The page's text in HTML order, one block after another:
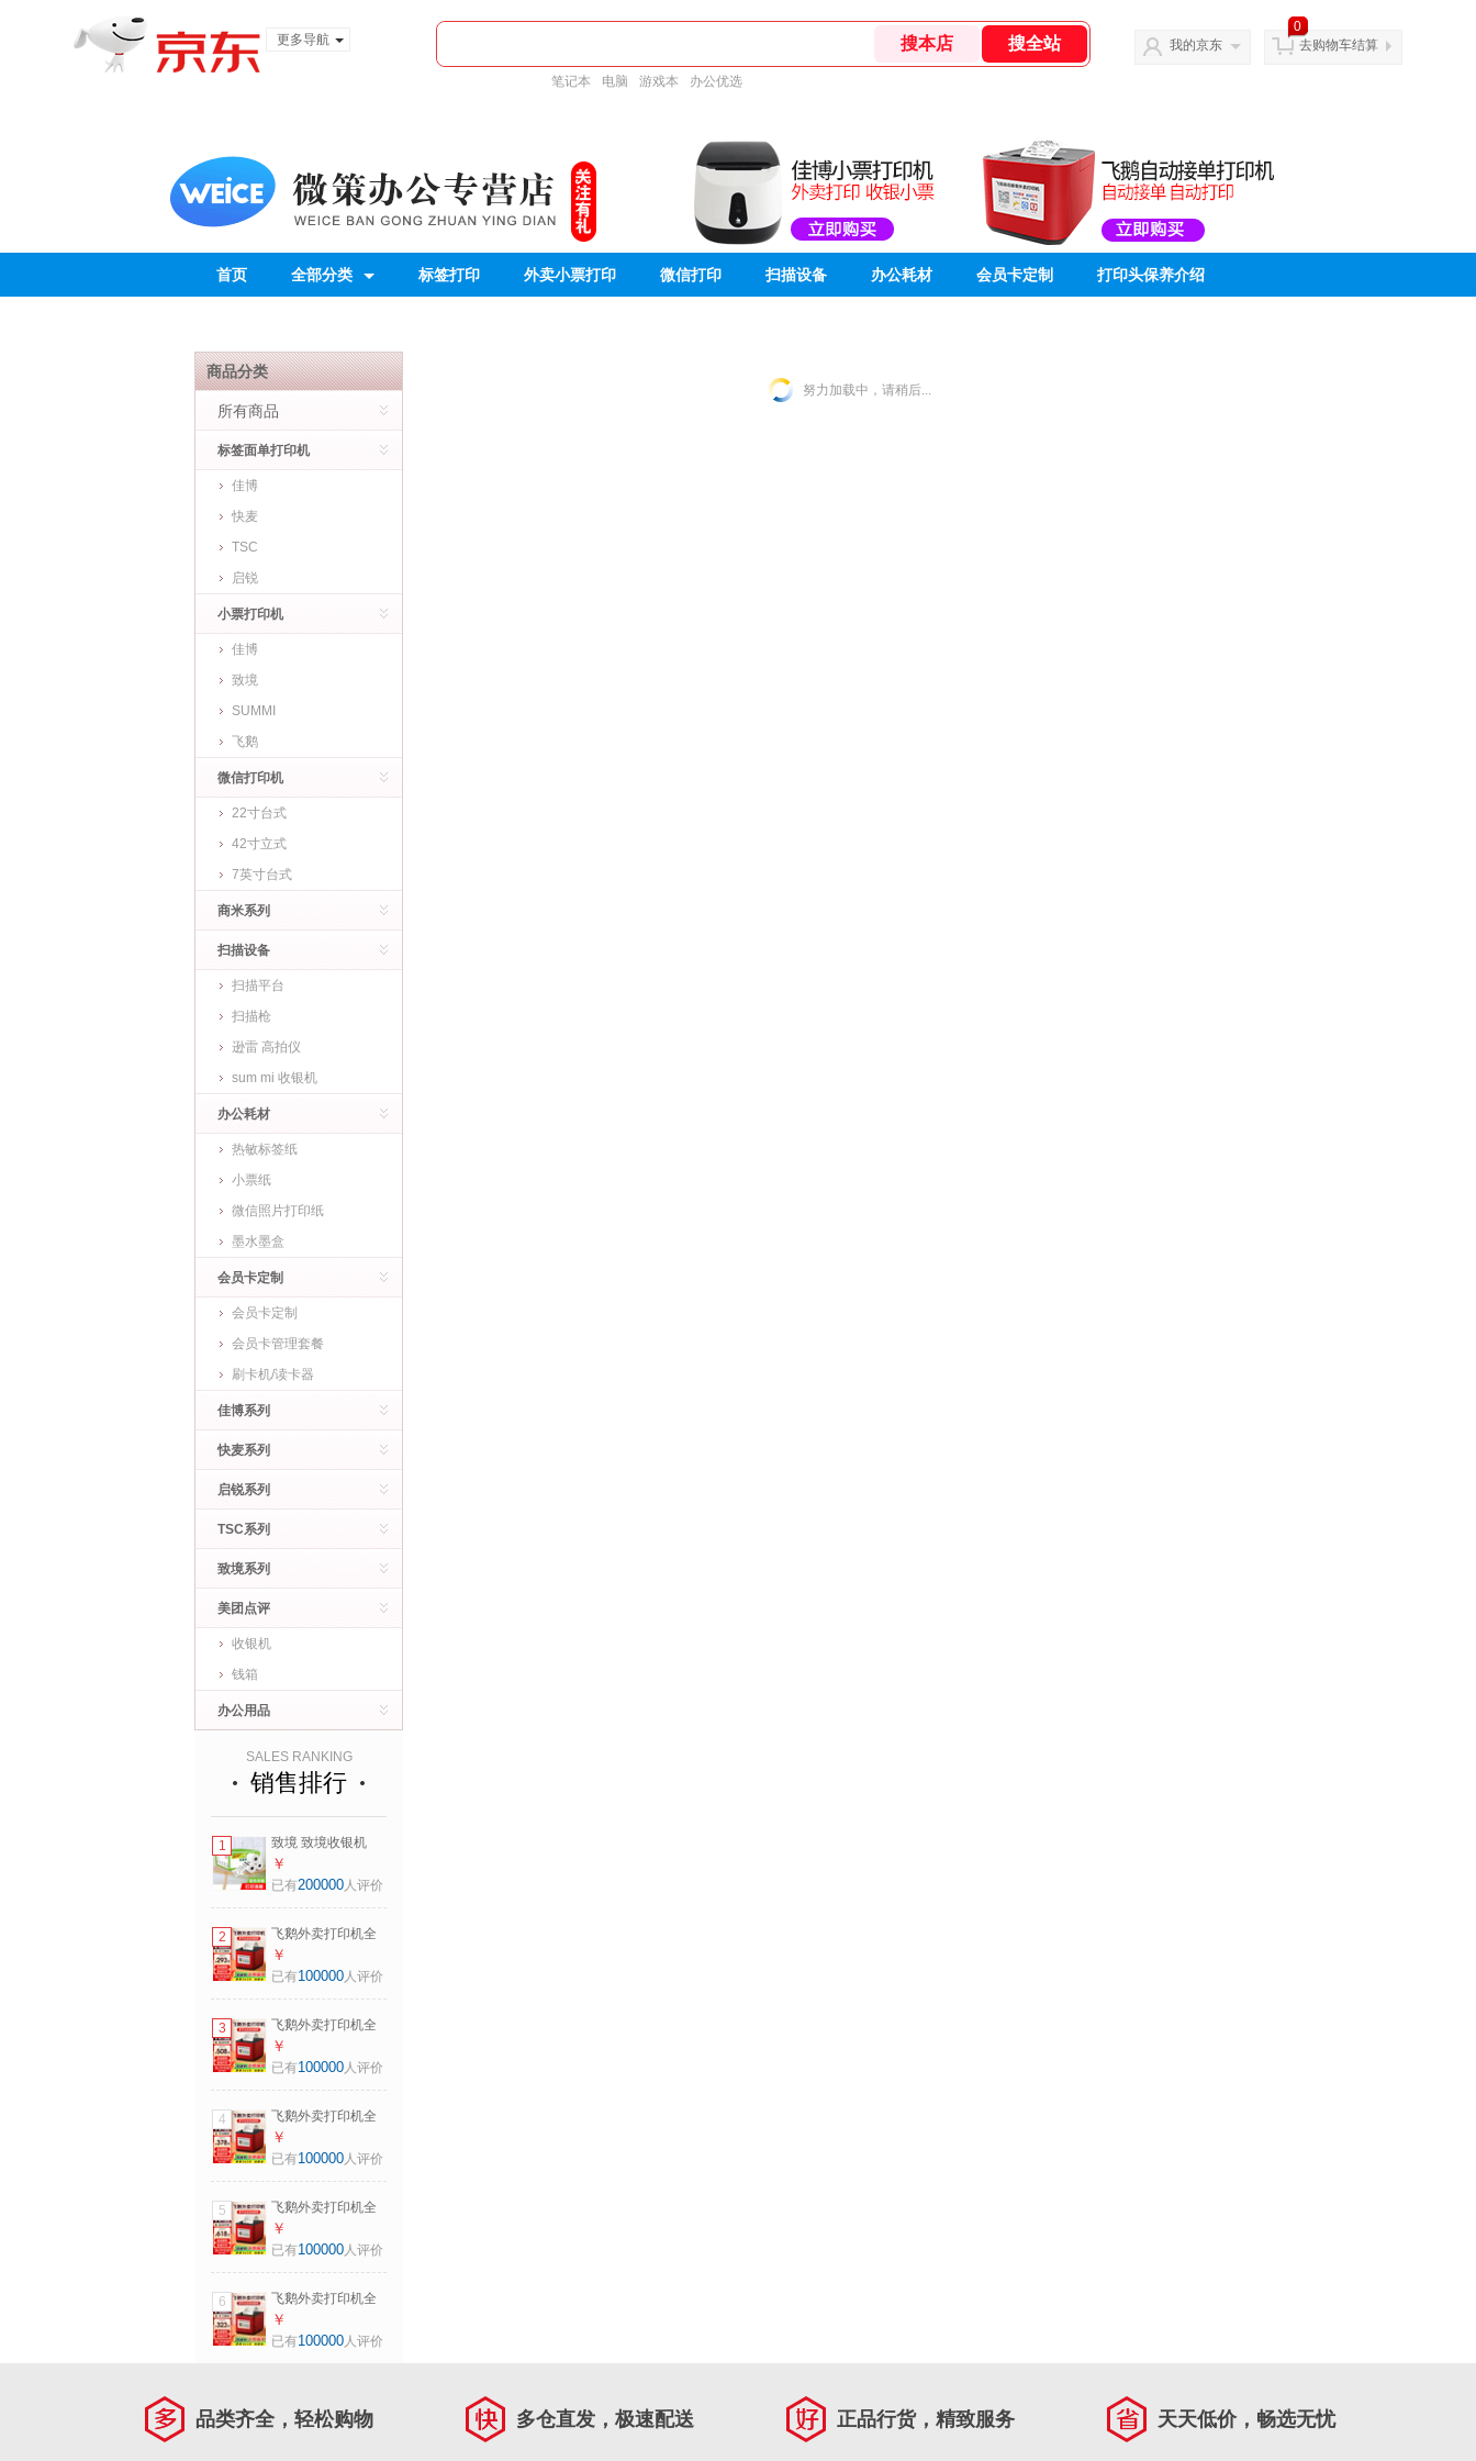
更多导航
笔记本 电脑 游戏本 办公优选
我的京东
0
去购物车结算
首页 全部分类 标签打印 外卖小票打印 微信打印 扫描设备 办公耗材 会员卡定制 打印头保养介绍
商品分类
所有商品
标签面单打印机
佳博
快麦
TSC
启锐
小票打印机
佳博
致境
SUMMI
飞鹅
微信打印机
22寸台式
42寸立式
7英寸台式
商米系列
扫描设备
扫描平台
扫描枪
逊雷 高拍仪
sum mi 收银机
办公耗材
热敏标签纸
小票纸
微信照片打印纸
墨水墨盒
会员卡定制
会员卡定制
会员卡管理套餐
刷卡机/读卡器
佳博系列
快麦系列
启锐系列
TSC系列
致境系列
美团点评
收银机
钱箱
办公用品
SALES RANKING
销售排行
1
致境 致境收银机
pos纸外卖打印纸小
票纸热敏打印纸小
整箱
￥
已有200000人评价
2
飞鹅外卖打印机全
自动接单58mm热
敏小票美团饿了无
【支持京东外卖】
【入门款】
4G+USB（手动撕
纸+滴滴声）
￥
已有100000人评价
3
飞鹅外卖打印机全
自动接单58mm热
敏小票美团饿了无
【支持京东外卖】
WiFi升级丨WIFI+蓝
牙（自动切纸+真人
语音）
￥
已有100000人评价
4
飞鹅外卖打印机全
自动接单58mm热
敏小票美团饿了无
【支持京东外卖】
【WiFi款】双频
WiFi（手动撕纸+真
人语音)
￥
已有100000人评价
5
飞鹅外卖打印机全
自动接单58mm热
敏小票美团饿了无
【支持京东外卖】
【双网防漏】
WIFI+4G（自动切
￥
已有100000人评价
6
飞鹅外卖打印机全
自动接单58mm热
敏小票美团饿了无
【基础款】
￥
已有100000人评价
努力加载中，请稍后...
品类齐全，轻松购物 多仓直发，极速配送 正品行货，精致服务 天天低价，畅选无忧